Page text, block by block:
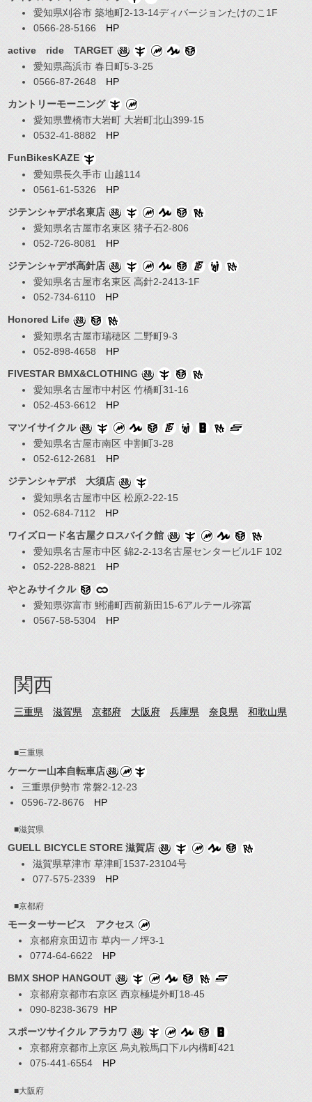
愛知県刈谷市 築地町2-13-14ディバージョンたけのこ1F
0566-28-5166 HP
active ride TARGET
愛知県高浜市 春日町5-3-25
0566-87-2648 HP
カントリーモーニング
愛知県豊橋市大岩町 大岩町北山399-15
0532-41-8882 HP
FunBikesKAZE
愛知県長久手市 山越114
0561-61-5326 HP
ジテンシャデポ名東店
愛知県名古屋市名東区 猪子石2-806
052-726-8081 HP
ジテンシャデポ高針店
愛知県名古屋市名東区 高針2-2413-1F
052-734-6110 HP
Honored Life
愛知県名古屋市瑞穂区 二野町9-3
052-898-4658 HP
FIVESTAR BMX&CLOTHING
愛知県名古屋市中村区 竹橋町31-16
052-453-6612 HP
マツイサイクル
愛知県名古屋市南区 中割町3-28
052-612-2681 HP
ジテンシャデポ 大須店
愛知県名古屋市中区 松原2-22-15
052-684-7112 HP
ワイズロード名古屋クロスバイク館
愛知県名古屋市中区 錦2-2-13名古屋センタービル1F 102
052-228-8821 HP
やとみサイクル
愛知県弥富市 鯏浦町西前新田15-6アルテール弥冨
0567-58-5304 HP
関西
三重県 滋賀県 京都府 大阪府 兵庫県 奈良県 和歌山県
■三重県
ケーケー山本自転車店
三重県伊勢市 常磐2-12-23
0596-72-8676 HP
■滋賀県
GUELL BICYCLE STORE 滋賀店
滋賀県草津市 草津町1537-23104号
077-575-2339 HP
■京都府
モーターサービス アクセス
京都府京田辺市 草内一ノ坪3-1
0774-64-6622 HP
BMX SHOP HANGOUT
京都府京都市右京区 西京極堤外町18-45
090-8238-3679 HP
スポーツサイクル アラカワ
京都府京都市上京区 烏丸鞍馬口下ル内構町421
075-441-6554 HP
■大阪府